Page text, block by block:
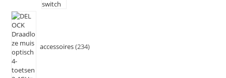
accessoires 234